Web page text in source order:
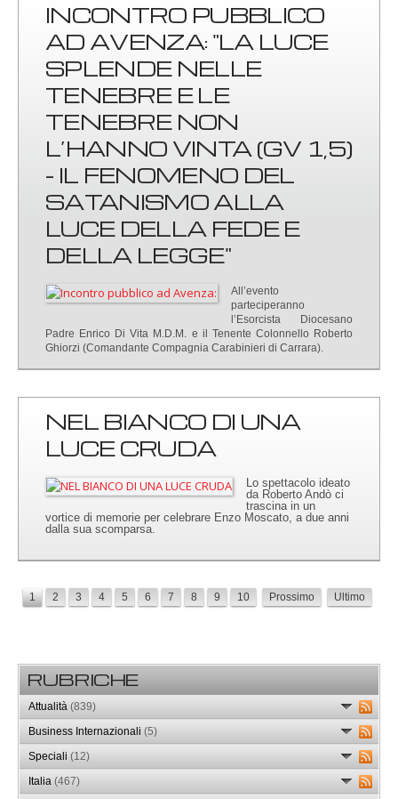
INCONTRO PUBBLICO
AD AVENZA: "LA LUCE
SPLENDE NELLE
TENEBRE E LE
TENEBRE NON
L’HANNO VINTA (GV 1,5)
- IL FENOMENO DEL
SATANISMO ALLA
LUCE DELLA FEDE E
DELLA LEGGE"
All’evento
parteciperanno
l’Esorcista Diocesano
Padre Enrico Di Vita M.D.M. e il Tenente Colonnello Roberto
Ghiorzi (Comandante Compagnia Carabinieri di Carrara).
NEL BIANCO DI UNA
LUCE CRUDA
Lo spettacolo ideato
da Roberto Andò ci
trascina in un
vortice di memorie per celebrare Enzo Moscato, a due anni
dalla sua scomparsa.
1 2 3 4 5 6 7 8 9 10 Prossimo Ultimo
RUBRICHE
Attualità (839)
Business Internazionali (5)
Speciali (12)
Italia (467)